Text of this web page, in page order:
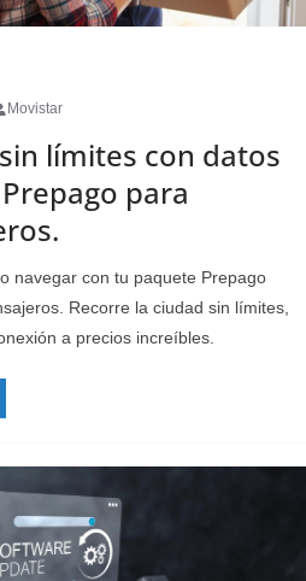
Movistar
límites con datos
para
navegar con tu paquete Prepago
Recorre la ciudad sin límites,
a precios increíbles.